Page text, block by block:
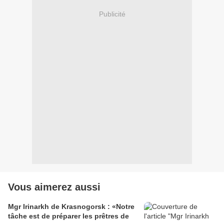
Publicité
Vous aimerez aussi
Mgr Irinarkh de Krasnogorsk : «Notre
tâche est de préparer les prêtres de